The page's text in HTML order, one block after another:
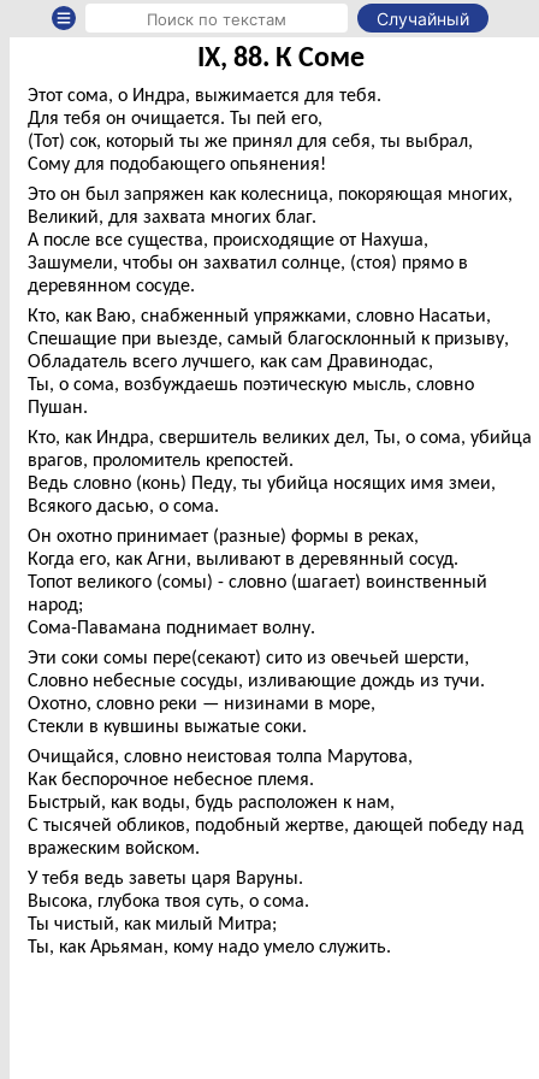
Случайный
IX, 88. К Соме
Этот сома, о Индра, выжимается для тебя.
Для тебя он очищается. Ты пей его,
(Тот) сок, который ты же принял для себя, ты выбрал,
Сому для подобающего опьянения!
Это он был запряжен как колесница, покоряющая многих,
Великий, для захвата многих благ.
А после все существа, происходящие от Нахуша,
Зашумели, чтобы он захватил солнце, (стоя) прямо в
деревянном сосуде.
Кто, как Ваю, снабженный упряжками, словно Насатьи,
Спешащие при выезде, самый благосклонный к призыву,
Обладатель всего лучшего, как сам Дравинодас,
Ты, о сома, возбуждаешь поэтическую мысль, словно
Пушан.
Кто, как Индра, свершитель великих дел, Ты, о сома, убийца
врагов, проломитель крепостей.
Ведь словно (конь) Педу, ты убийца носящих имя змеи,
Всякого дасью, о сома.
Он охотно принимает (разные) формы в реках,
Когда его, как Агни, выливают в деревянный сосуд.
Топот великого (сомы) - словно (шагает) воинственный
народ;
Сома-Павамана поднимает волну.
Эти соки сомы пере(секают) сито из овечьей шерсти,
Словно небесные сосуды, изливающие дождь из тучи.
Охотно, словно реки — низинами в море,
Стекли в кувшины выжатые соки.
Очищайся, словно неистовая толпа Марутова,
Как беспорочное небесное племя.
Быстрый, как воды, будь расположен к нам,
С тысячей обликов, подобный жертве, дающей победу над
вражеским войском.
У тебя ведь заветы царя Варуны.
Высока, глубока твоя суть, о сома.
Ты чистый, как милый Митра;
Ты, как Арьяман, кому надо умело служить.